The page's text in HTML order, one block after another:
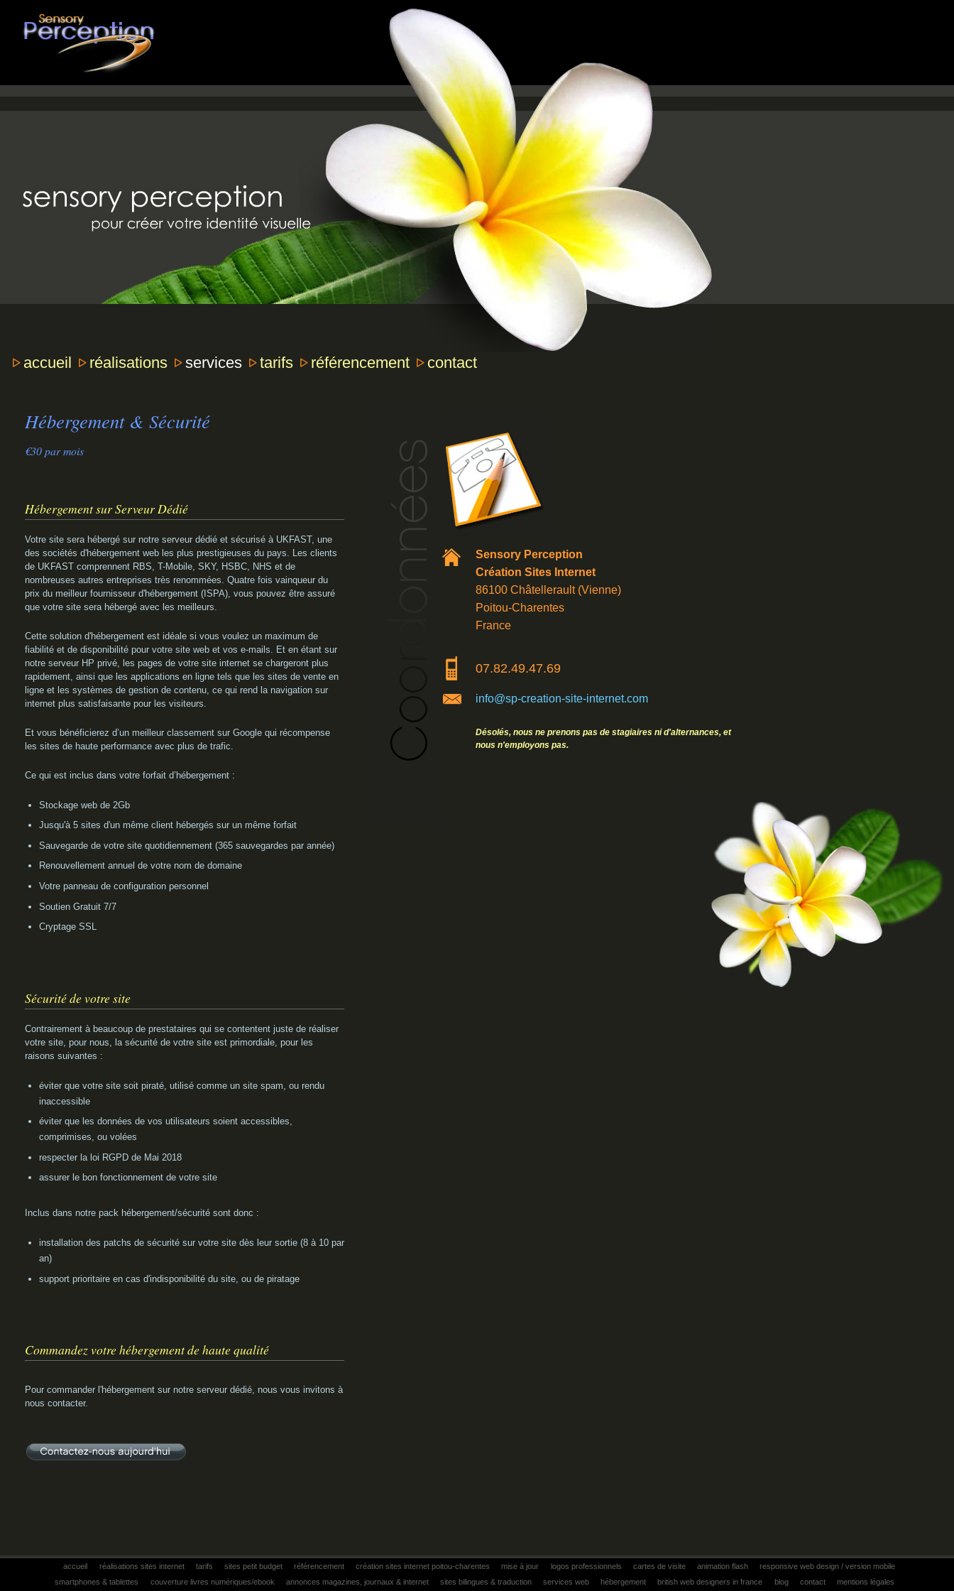
accueil réalisations services tarifs référencement contact
Hébergement & Sécurité
€30 par mois
Hébergement sur Serveur Dédié
Votre site sera hébergé sur notre serveur dédié et sécurisé à UKFAST, une
des sociétés d'hébergement web les plus prestigieuses du pays. Les clients
de UKFAST comprennent RBS, T-Mobile, SKY, HSBC, NHS et de
nombreuses autres entreprises très renommées. Quatre fois vainqueur du
prix du meilleur fournisseur d'hébergement (ISPA), vous pouvez être assuré
que votre site sera hébergé avec les meilleurs.
Cette solution d'hébergement est idéale si vous voulez un maximum de
fiabilité et de disponibilité pour votre site web et vos e-mails. Et en étant sur
notre serveur HP privé, les pages de votre site internet se chargeront plus
rapidement, ainsi que les applications en ligne tels que les sites de vente en
ligne et les systèmes de gestion de contenu, ce qui rend la navigation sur
internet plus satisfaisante pour les visiteurs.
Et vous bénéficierez d’un meilleur classement sur Google qui récompense
les sites de haute performance avec plus de trafic.
Ce qui est inclus dans votre forfait d’hébergement :
Stockage web de 2Gb
Jusqu'à 5 sites d'un même client hébergés sur un même forfait
Sauvegarde de votre site quotidiennement (365 sauvegardes par année)
Renouvellement annuel de votre nom de domaine
Votre panneau de configuration personnel
Soutien Gratuit 7/7
Cryptage SSL
Sécurité de votre site
Contrairement à beaucoup de prestataires qui se contentent juste de réaliser
votre site, pour nous, la sécurité de votre site est primordiale, pour les
raisons suivantes :
éviter que votre site soit piraté, utilisé comme un site spam, ou rendu
inaccessible
éviter que les données de vos utilisateurs soient accessibles,
comprimises, ou volées
respecter la loi RGPD de Mai 2018
assurer le bon fonctionnement de votre site
Inclus dans notre pack hébergement/sécurité sont donc :
installation des patchs de sécurité sur votre site dès leur sortie (8 à 10 par
an)
support prioritaire en cas d'indisponibilité du site, ou de piratage
Commandez votre hébergement de haute qualité
Pour commander l'hébergement sur notre serveur dédié, nous vous invitons à
nous contacter.
Sensory Perception
Création Sites Internet
86100 Châtellerault (Vienne)
Poitou-Charentes
France
07.82.49.47.69
info@sp-creation-site-internet.com
Désolés, nous ne prenons pas de stagiaires ni d'alternances, et
nous n'employons pas.
accueil réalisations sites internet tarifs sites petit budget référencement création sites internet poitou-charentes mise à jour logos professionnels cartes de visite animation flash
responsive web design / version mobile
smartphones & tablettes
couverture livres numériques/ebook annonces magazines, journaux & internet sites bilingues & traduction services web hébergement british web designers in france blog contact mentions légales